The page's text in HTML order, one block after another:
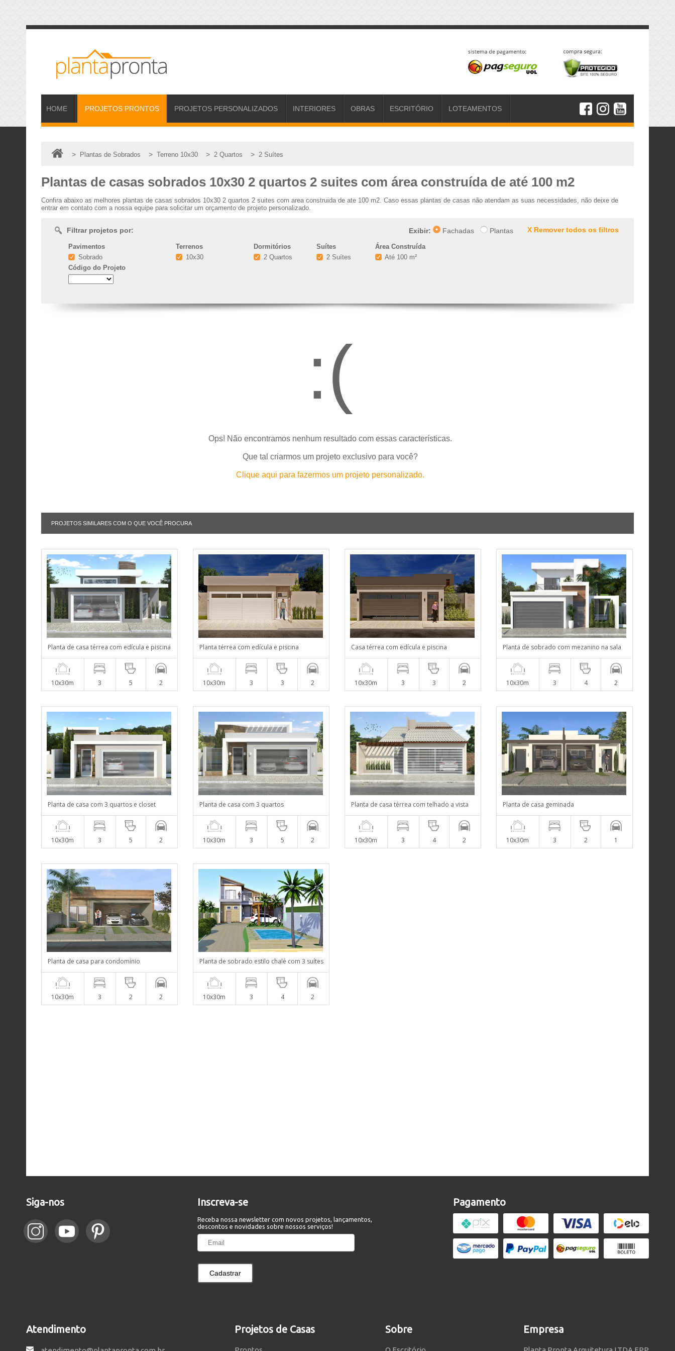
HOME PROJETOS PRONTOS PROJETOS PERSONALIZADOS INTERIORES OBRAS ESCRITÓRIO LOTEAMENTOS
> Plantas de Sobrados > Terreno 10x30 > 2 Quartos > 2 Suítes
Plantas de casas sobrados 10x30 2 quartos 2 suites com área construída de até 100 m2
Confira abaixo as melhores plantas de casas sobrados 10x30 2 quartos 2 suites com area construida de ate 100 m2. Caso essas plantas de casas não atendam as suas necessidades, não deixe de
entrar em contato com a nossa equipe para solicitar um orçamento de projeto personalizado.
X Remover todos os filtros
Filtrar projetos por: Exibir: Fachadas Plantas
Pavimentos
Sobrado
Código do Projeto
Terrenos
10x30
Dormitórios
2 Quartos
Suítes
2 Suítes
Área Construída
Até 100 m²
:(
Ops! Não encontramos nenhum resultado com essas características.
Que tal criarmos um projeto exclusivo para você?
Clique aqui para fazermos um projeto personalizado.
PROJETOS SIMILARES COM O QUE VOCÊ PROCURA
Planta de casa térrea com edícula e piscina
10x30m 3 5 2
Planta térrea com edícula e piscina
10x30m 3 3 2
Casa térrea com edícula e piscina
10x30m 3 3 2
Planta de sobrado com mezanino na sala
10x30m 3 4 2
Planta de casa com 3 quartos e closet
10x30m 3 5 2
Planta de casa com 3 quartos
10x30m 3 5 2
Planta de casa térrea com telhado a vista
10x30m 3 4 2
Planta de casa geminada
10x30m 3 2 1
Planta de casa para condomínio
10x30m 3 2 2
Planta de sobrado estilo chalé com 3 suítes
10x30m 3 4 2
Siga-nos Inscreva-se
Receba nossa newsletter com novos projetos, lançamentos,
descontos e novidades sobre nossos serviços!
Cadastrar
Pagamento
Atendimento Projetos de Casas Sobre Empresa